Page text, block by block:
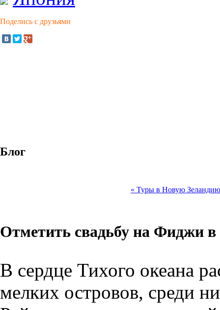
Поделись с друзьями
Блог
« Туры в Новую Зеландию
Отметить свадьбу на Фиджи в
В сердце Тихого океана
мелких островов, среди